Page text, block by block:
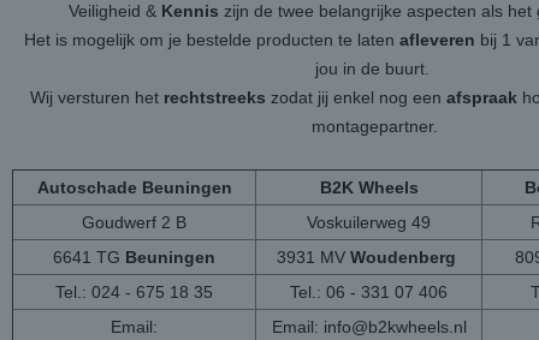
Veiligheid & Kennis zijn de twee belangrijke aspecten als
Het is mogelijk om je bestelde producten te laten afleveren bij 1
jou in de buurt.
Wij versturen het rechtstreeks zodat jij enkel nog een afspraak
montagepartner.
Autoschade Beuningen B2K Wheels
Goudwerf 2 B
Voskuilerweg 49
6641 TG Beuningen 3931 MV Woudenberg
Tel.: 024 - 675 18 35
Tel.: 06 - 331 07 406
Email:
Email: info@b2kwheels.nl